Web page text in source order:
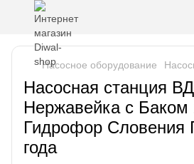
Насосное оборудование
Насосная станция
Нержавейка с Баком
Гидрофор Словения
года